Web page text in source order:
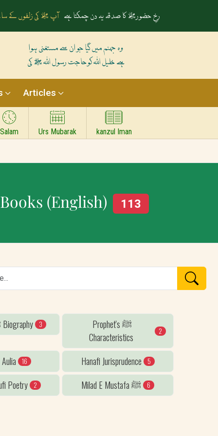
رخِ حضورﷺ کا صدقہ یہ دن چمکتا ہے آپ ﷺ کی زلفوں کے
وہ جہنم میں گیا جو ان سے مستغنی ہوا
ہے خلیل اللہ کوحاجت رسول اللہ ﷺ کی
Articles
Salam Urs Mubarak kanzul Iman
(English) 113
Prophet's ﷺ Biography 3
Prophet's ﷺ
Characteristics
2
16 Hanafi Jurisprudence 5
Poetry 2 6